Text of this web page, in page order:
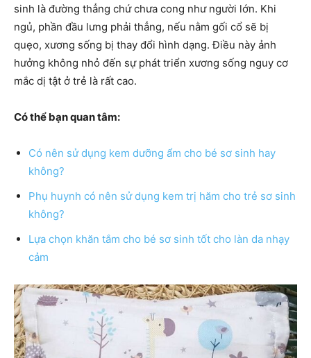
sinh là đường thẳng chứ chưa cong như người lớn. Khi
ngủ, phần đầu lưng phải thẳng, nếu nằm gối cổ sẽ bị
quẹo, xương sống bị thay đổi hình dạng. Điều này ảnh
hưởng không nhỏ đến sự phát triển xương sống nguy cơ
mắc dị tật ở trẻ là rất cao.
Có thể bạn quan tâm:
Có nên sử dụng kem dưỡng ẩm cho bé sơ sinh hay
không?
Phụ huynh có nên sử dụng kem trị hăm cho trẻ sơ sinh
không?
Lựa chọn khăn tắm cho bé sơ sinh tốt cho làn da nhạy
cảm